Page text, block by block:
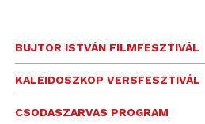
BUJTOR ISTVÁN FILMFESZTIVÁL
KALEIDOSZKOP VERSFESZTIVÁL
CSODASZARVAS PROGRAM